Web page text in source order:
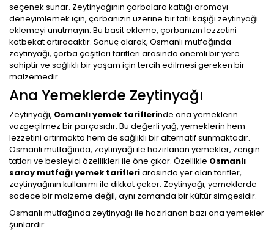
seçenek sunar. Zeytinyağının çorbalara kattığı aromayı
deneyimlemek için, çorbanızın üzerine bir tatlı kaşığı zeytinyağı
eklemeyi unutmayın. Bu basit ekleme, çorbanızın lezzetini
katbekat artıracaktır. Sonuç olarak, Osmanlı mutfağında
zeytinyağı, çorba çeşitleri tarifleri arasında önemli bir yere
sahiptir ve sağlıklı bir yaşam için tercih edilmesi gereken bir
malzemedir.
Ana Yemeklerde Zeytinyağı
Zeytinyağı, Osmanlı yemek tariflerinde ana yemeklerin
vazgeçilmez bir parçasıdır. Bu değerli yağ, yemeklerin hem
lezzetini artırmakta hem de sağlıklı bir alternatif sunmaktadır.
Osmanlı mutfağında, zeytinyağı ile hazırlanan yemekler, zengin
tatları ve besleyici özellikleri ile öne çıkar. Özellikle Osmanlı
saray mutfağı yemek tarifleriarasında yer alan tarifler,
zeytinyağının kullanımı ile dikkat çeker. Zeytinyağı, yemeklerde
sadece bir malzeme değil, aynı zamanda bir kültür simgesidir.
Osmanlı mutfağında zeytinyağı ile hazırlanan bazı ana yemekler
şunlardır: